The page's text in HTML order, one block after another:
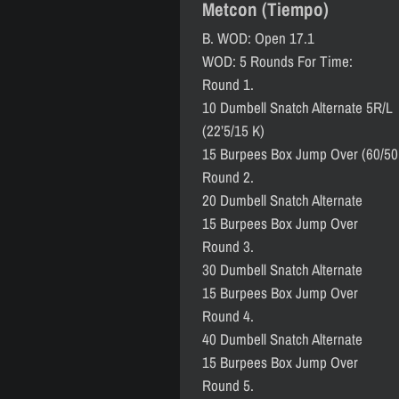
Metcon (Tiempo)
B. WOD: Open 17.1
WOD: 5 Rounds For Time:
Round 1.
10 Dumbell Snatch Alternate 5R/L
(22’5/15 K)
15 Burpees Box Jump Over (60/
Round 2.
20 Dumbell Snatch Alternate
15 Burpees Box Jump Over
Round 3.
30 Dumbell Snatch Alternate
15 Burpees Box Jump Over
Round 4.
40 Dumbell Snatch Alternate
15 Burpees Box Jump Over
Round 5.